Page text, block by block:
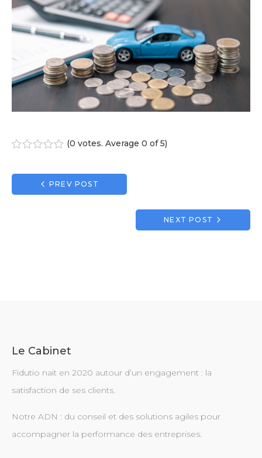
(0 votes. Average 0 of 5)
Navigation
de
PREV POST
NEXT POST
Le Cabinet
Fidutio nait en 2020 autour d’un engagement : la
satisfaction de ses clients.
Notre ADN : du conseil et des solutions agiles pour
accompagner la performance des entreprises.